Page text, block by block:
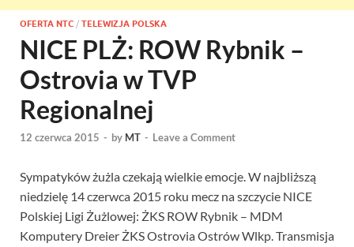
OFERTA NTC / TELEWIZJA POLSKA
NICE PLŻ: ROW Rybnik –
Ostrovia w TVP
Regionalnej
12 czerwca 2015 - by MT - Leave a Comment
Sympatyków żużla czekają wielkie emocje. W najbliższą
niedzielę 14 czerwca 2015 roku mecz na szczycie NICE
Polskiej Ligi Żużlowej: ŻKS ROW Rybnik – MDM
Komputery Dreier ŻKS Ostrovia Ostrów Wlkp. Transmisja